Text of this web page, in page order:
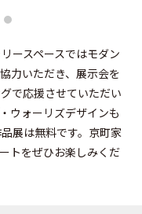
ースペースではモダン
力いただき、展示会を
で応援させていただい
ウォーリズデザインも
展は無料です。京町家
トをぜひお楽しみくだ